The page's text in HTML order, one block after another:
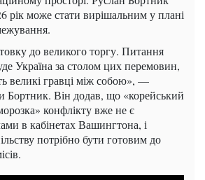
рік може стати вирішальним у плані
до великого торгу. Питання
Україна за столом цих перемовин,
великі гравці між собою», —
Бортник. Він додав, що «корейський
конфлікту вже не є
в кабінетах Вашингтона, і
потрібно бути готовим до